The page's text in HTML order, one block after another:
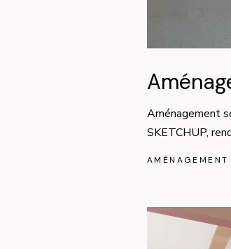
Aménagement
SKETCHUP,
AMÉNAGEMENT